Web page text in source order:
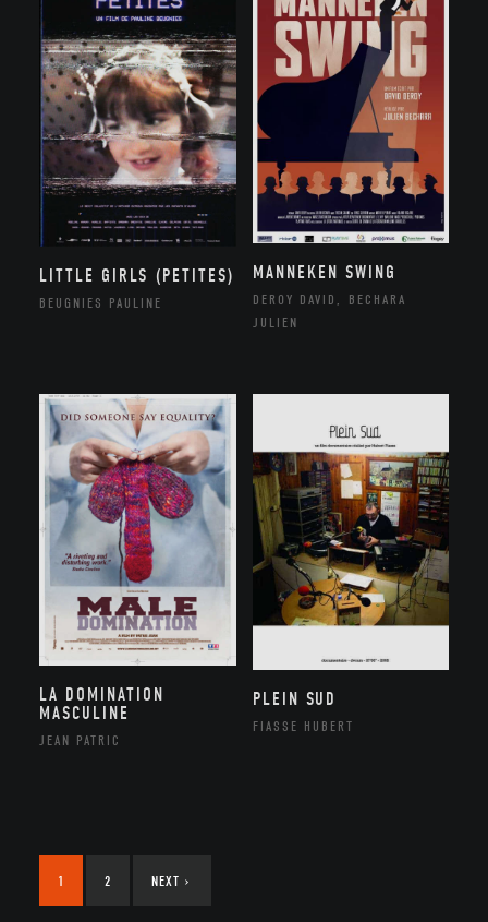
LITTLE GIRLS (PETITES)
BEUGNIES PAULINE
MANNEKEN SWING
DEROY DAVID, BECHARA
JULIEN
LA DOMINATION
MASCULINE
JEAN PATRIC
PLEIN SUD
FIASSE HUBERT
1 2 NEXT ›